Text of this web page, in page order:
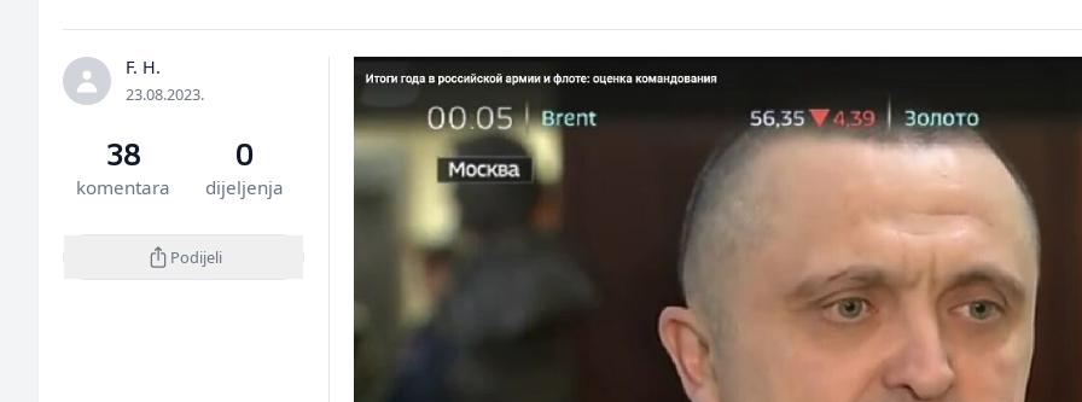
F. H.
23.08.2023.
38
komentara
0
dijeljenja
Podijeli